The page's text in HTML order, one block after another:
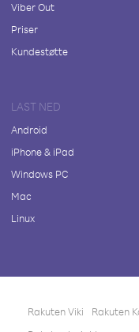
Viber Out
Priser
Kundestøtte
LAST NED
Android
iPhone & iPad
Windows PC
Mac
Linux
Rakuten Viki Rakuten